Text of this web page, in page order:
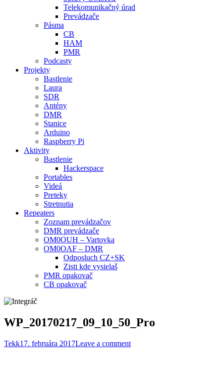
Telekomunikačný úrad
Prevádzače
Pásma
CB
HAM
PMR
Podcasty
Projekty
Bastlenie
Laura
SDR
Antény
DMR
Stanice
Arduino
Raspberry Pi
Aktivity
Bastlenie
Hackerspace
Portables
Videá
Preteky
Stretnutia
Repeaters
Zoznam prevádzačov
DMR prevádzače
OM0OUH – Vartovka
OM0OAF – DMR
Odposluch CZ+SK
Zisti kde vysielaš
PMR opakovač
CB opakovač
WP_20170217_09_10_50_Pro
Tekk17. februára 2017Leave a comment